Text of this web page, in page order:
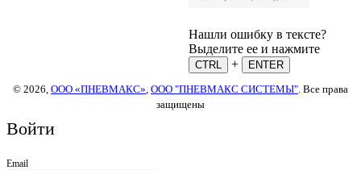
Нашли ошибку в тексте?
Выделите ее и нажмите
CTRL +
ENTER
© 2026, ООО «ПНЕВМАКС» ООО "ПНЕВМАКС СИСТЕМЫ" . Все права
защищены
Войти
Email